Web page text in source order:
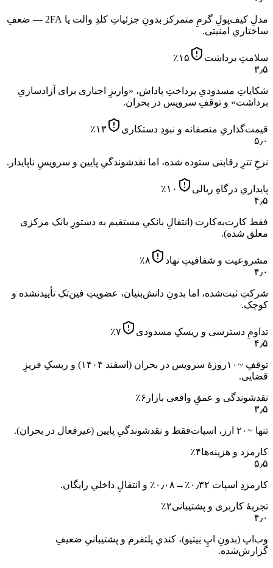
مدلِ کیف‌پولِ گرمِ متمرکز بدونِ جزئیاتِ کلدِ والت یا 2FA — ضعفِ
ساختاریِ امنیتی.
سلامتِ برداشت ۱۵٪
۳٫۵
شکایاتِ مسدودیِ پرداختِ پاداش، «واریزِ اجباری برای آزادسازیِ
برداشت» و توقفِ سرویس در بحران.
قیمت‌گذاریِ منصفانه و نبودِ دستکاری ۱۳٪
۵٫۰
نرخِ تترِ رقابتی ستوده شده، اما نقدشوندگیِ پایین و سرویسِ ناپایدار.
پایداریِ درگاهِ ریالی ۱۰٪
۴٫۵
فقط کارت‌به‌کارت (انتقالِ بانکیِ مستقیم به دستورِ بانک مرکزی
معلق شده).
مشروعیت و شفافیتِ نهاد ۸٪
۴٫۰
شرکتِ ثبت‌شده، اما بدونِ دانش‌بنیان، عضویتِ فین‌تکِ تأییدنشده و
کوچک.
تداومِ دسترسی و ریسکِ مسدودی ۷٪
۴٫۵
توقفِ ~۱۰روزهٔ سرویس در بحران (اسفند ۱۴۰۴) و ریسکِ فریزِ
قضایی.
نقدشوندگی و عمقِ واقعی بازار ۶٪
۳٫۵
تنها ~۲۰ ارز، اسپات‌فقط و نقدشوندگیِ پایین (غیرفعال در بحران).
کارمزد و هزینه‌ها۴٪
۵٫۵
کارمزدِ اسپات ۰٫۳۲٪→۰٫۰۸٪ و انتقالِ داخلیِ رایگان.
تجربهٔ کاربری و پشتیبانی۲٪
۴٫۰
وب‌اپ (بدونِ اپِ نِیتیو)، کندیِ پلتفرم و پشتیبانیِ ضعیفِ
گزارش‌شده.